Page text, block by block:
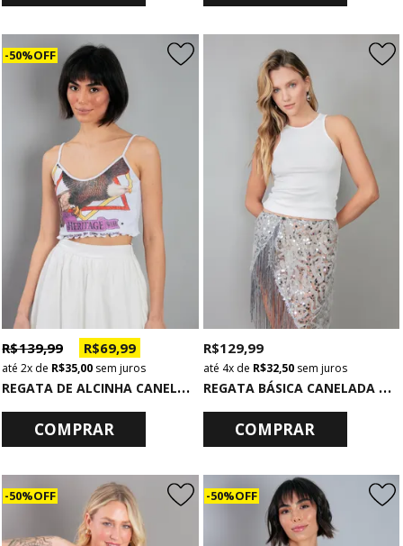
50% OFF
R
EGATA DE ALCINHA CANELADA WILD
R$ 139,99 R$ 69,99
2x de R$ 35,00 sem juros
COMPRAR
R
EGATA BÁSICA CANELADA OFF WHITE
R$ 129,99
4xde R$ 32,50sem juros
COMPRAR
50% OFF 50% OFF